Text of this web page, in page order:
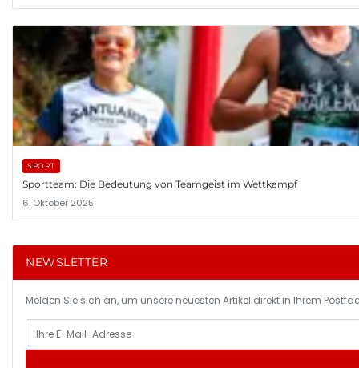
SPORT
Sportteam: Die Bedeutung von Teamgeist im Wettkampf
6. Oktober 2025
NEWSLETTER
Melden Sie sich an, um unsere neuesten Artikel direkt in Ihrem